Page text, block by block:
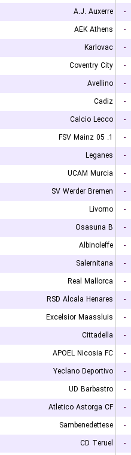
A.J. Auxerre
-
AEK Athens
-
Karlovac
-
Coventry City
-
Avellino
-
Cadiz
-
Calcio Lecco
-
1. FSV Mainz 05
-
Leganes
-
UCAM Murcia
-
SV Werder Bremen
-
Livorno
-
Osasuna B
-
Albinoleffe
-
Salernitana
-
Real Mallorca
-
RSD Alcala Henares
-
Excelsior Maassluis
-
Cittadella
-
APOEL Nicosia FC
-
Yeclano Deportivo
-
UD Barbastro
-
Atletico Astorga CF
-
Sambenedettese
-
CD Teruel
-